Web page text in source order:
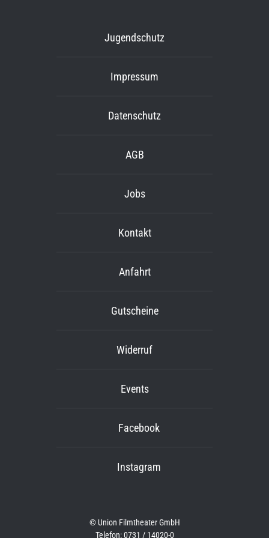
Jugendschutz
Impressum
Datenschutz
AGB
Jobs
Kontakt
Anfahrt
Gutscheine
Widerruf
Events
Facebook
Instagram
© Union Filmtheater GmbH
Telefon: 0731 / 14020-0